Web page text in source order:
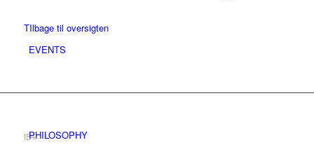
EVENTS
PHILOSOPHY
TIlbage til oversigten
IB4